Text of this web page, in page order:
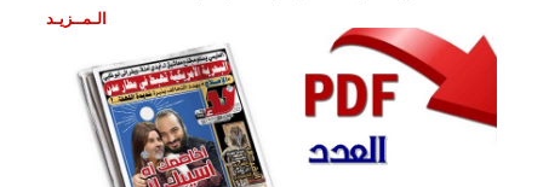
الـمــزيـد